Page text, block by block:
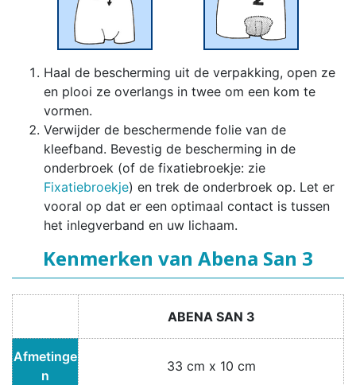
Haal de bescherming uit de verpakking, open ze
en plooi ze overlangs in twee om een kom te
vormen.
Verwijder de beschermende folie van de
kleefband. Bevestig de bescherming in de
onderbroek (of de fixatiebroekje: zie
Fixatiebroekje) en trek de onderbroek op. Let er
vooral op dat er een optimaal contact is tussen
het inlegverband en uw lichaam.
Kenmerken van Abena San 3
ABENA SAN 3
Afmetinge
n
33 cm x 10 cm